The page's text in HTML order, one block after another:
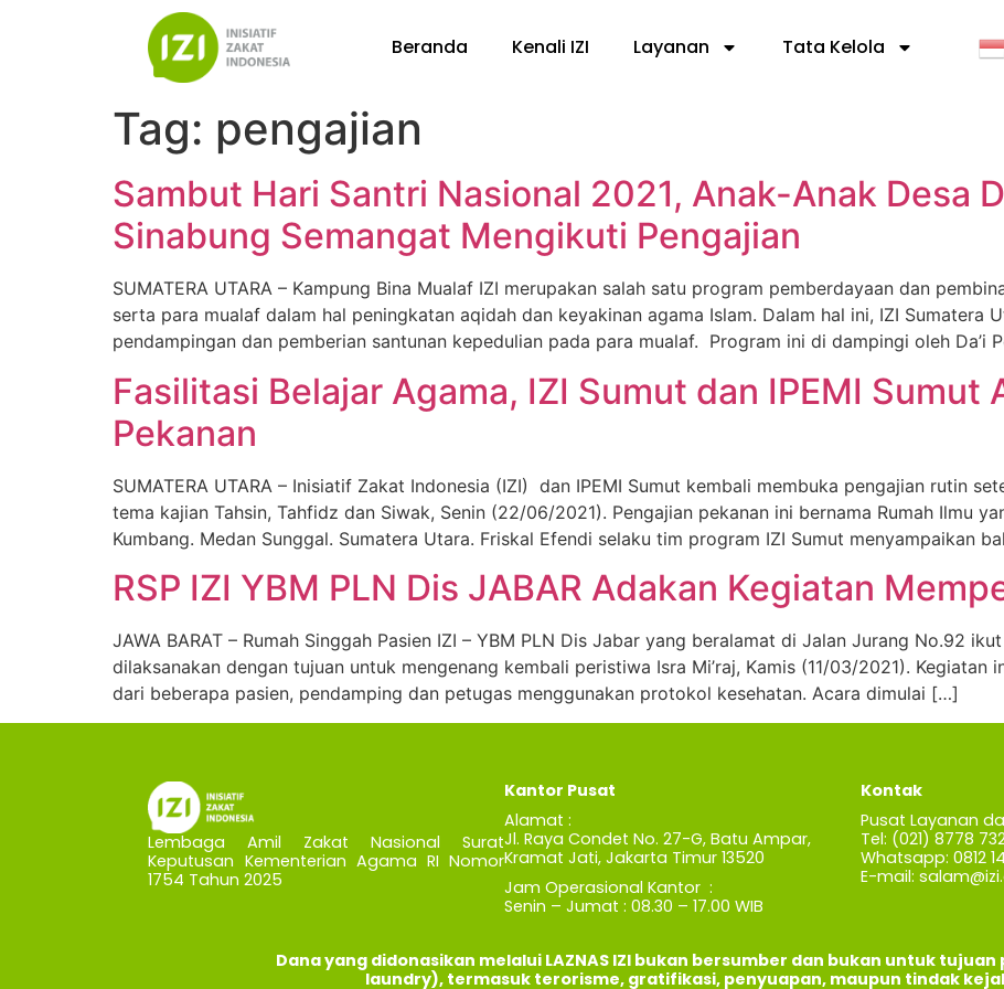
Beranda Kenali IZI Layanan Tata Kelola
Tag: pengajian
Sambut Hari Santri Nasional 2021, Anak-Anak Desa
Sinabung Semangat Mengikuti Pengajian
SUMATERA UTARA – Kampung Bina Mualaf IZI merupakan salah satu program pemberdayaan dan
serta para mualaf dalam hal peningkatan aqidah dan keyakinan agama Islam. Dalam hal ini, IZI Sumatera
pendampingan dan pemberian santunan kepedulian pada para mualaf. Program ini di dampingi oleh Da’i
Fasilitasi Belajar Agama, IZI Sumut dan IPEMI Sumut
Pekanan
SUMATERA UTARA – Inisiatif Zakat Indonesia (IZI) dan IPEMI Sumut kembali membuka pengajian rutin
tema kajian Tahsin, Tahfidz dan Siwak, Senin (22/06/2021). Pengajian pekanan ini bernama Rumah Ilmu
Kumbang. Medan Sunggal. Sumatera Utara. Friskal Efendi selaku tim program IZI Sumut menyampaikan
RSP IZI YBM PLN Dis JABAR Adakan Kegiatan
JAWA BARAT – Rumah Singgah Pasien IZI – YBM PLN Dis Jabar yang beralamat di Jalan Jurang No.92
dilaksanakan dengan tujuan untuk mengenang kembali peristiwa Isra Mi’raj, Kamis (11/03/2021). Kegiatan
dari beberapa pasien, pendamping dan petugas menggunakan protokol kesehatan. Acara dimulai […]
Lembaga Amil Zakat Nasional Surat
Keputusan Kementerian Agama RI Nomor
1754 Tahun 2025
Kantor Pusat
Alamat :
Jl. Raya Condet No. 27-G, Batu Ampar,
Kramat Jati, Jakarta Timur 13520
Jam Operasional Kantor :
Senin – Jumat : 08.30 – 17.00 WIB
Kontak
Pusat Layanan
Tel: (021) 8778
Whatsapp: 0812
E-mail:
Dana yang didonasikan melalui LAZNAS IZI bukan bersumber dan bukan untuk
laundry), termasuk terorisme, gratifikasi, penyuapan, maupun tindak